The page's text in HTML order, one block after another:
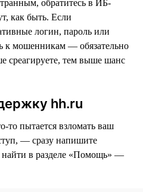
обратитесь в ИБ-
как быть. Если
логин, пароль или
к мошенникам — обязательно
среагируете, тем выше шанс
hh.ru
то пытается взломать ваш
— сразу напишите
в разделе «Помощь» —